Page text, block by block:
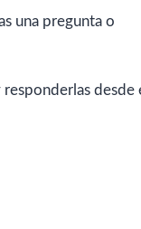
una pregunta o
desde